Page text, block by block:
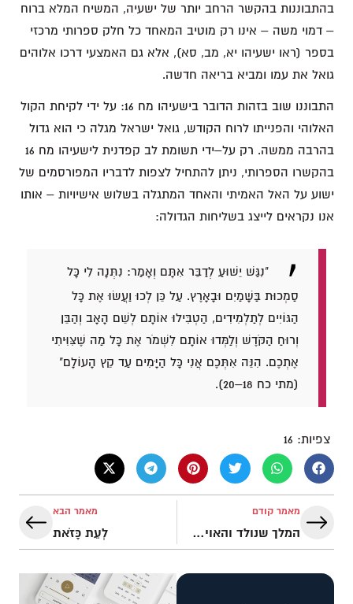
בהתבוננות בהקשר הרחב יותר של ישעיה, המשיח המלא ברוח
– דמוי משה – אינו רק מוטיב המאחד כל חלק ספרותי מרכזי
בספר (ראו ישעיהו יא, מב, סא), אלא גם האמצעי דרכו אלוהים
גואל את עמו ומביא בריאה חדשה.
התבוננו שוב בזהות הדובר בישעיהו מח 16: על ידי לקיחת הקול
האלוהי והפנייתו לרוח הקודש, גואל ישראל מגלה כי הוא גדול
בהרבה ממשה. רק על–ידי תשומת לב קפדנית לישעיהו מח 16
בהקשרו הספרותי, ניתן להתחיל לצפות לדבריו המפורסמים של
ישוע על האל האמיתי והאחד המתגלה בשלוש אישיויות – אותו
אנו נקראים לייצג בשליחות הגדולה:
"נִגַּשׁ יֵשׁוּעַ לְדַבֵּר אִתָּם וְאָמַר: נִתְּנָה לִי כָּל
סַמְכוּת בַּשָּׁמַיִם וּבָאָרֶץ. עַל כֵּן לְכוּ וַעֲשׂוּ אֶת כָּל
הַגּוֹיִים לְתַלְמִידִים, הַטְבִּילוּ אוֹתָם לְשֵׁם הָאָב וְהַבֵּן
וְרוּחַ הַקֹּדֶשׁ וְלַמְּדוּ אוֹתָם לִשְׁמֹר אֶת כָּל מַה שֶּׁצִּוִּיתִי
אֶתְכֶם. הִנֵּה אִתְּכֶם אֲנִי כָּל הַיָּמִים עַד קֵץ הָעוֹלָם"
(מתי כח 18–20).
צפיות: 16
מאמר קודם
המלך שנולד והאויב שנכשל
מאמר הבא
לְעֵת כָּזֹאת